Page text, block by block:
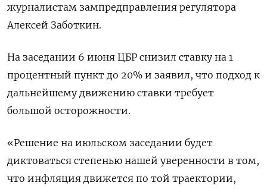
журналистам зампредправления регулятора
Алексей Заботкин.
На заседании 6 июня ЦБР снизил ставку на 1
процентный пункт до 20% и заявил, что подход к
дальнейшему движению ставки требует
большой осторожности.
«Решение на июльском заседании будет
диктоваться степенью нашей уверенности в том,
что инфляция движется по той траектории,